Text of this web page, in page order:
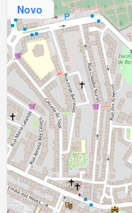
Novo